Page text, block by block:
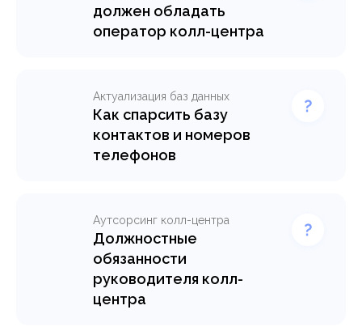
должен обладать
оператор колл-центра
Актуализация баз данных
Как спарсить базу
контактов и номеров
телефонов
Аутсорсинг колл-центра
Должностные
обязанности
руководителя колл-
центра